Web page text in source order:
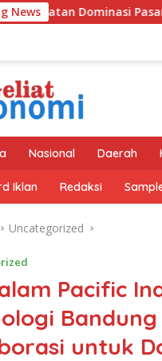
NewsPasar di Jawa Barat
Nasional Daerah
Iklan Redaksi
Uncategorized
Pacific
untuk